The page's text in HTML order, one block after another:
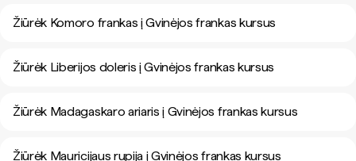
Žiūrėk Komoro frankas į Gvinėjos frankas kursus
Žiūrėk Liberijos doleris į Gvinėjos frankas kursus
Žiūrėk Madagaskaro ariaris į Gvinėjos frankas kursus
Žiūrėk Mauricijaus rupija į Gvinėjos frankas kursus